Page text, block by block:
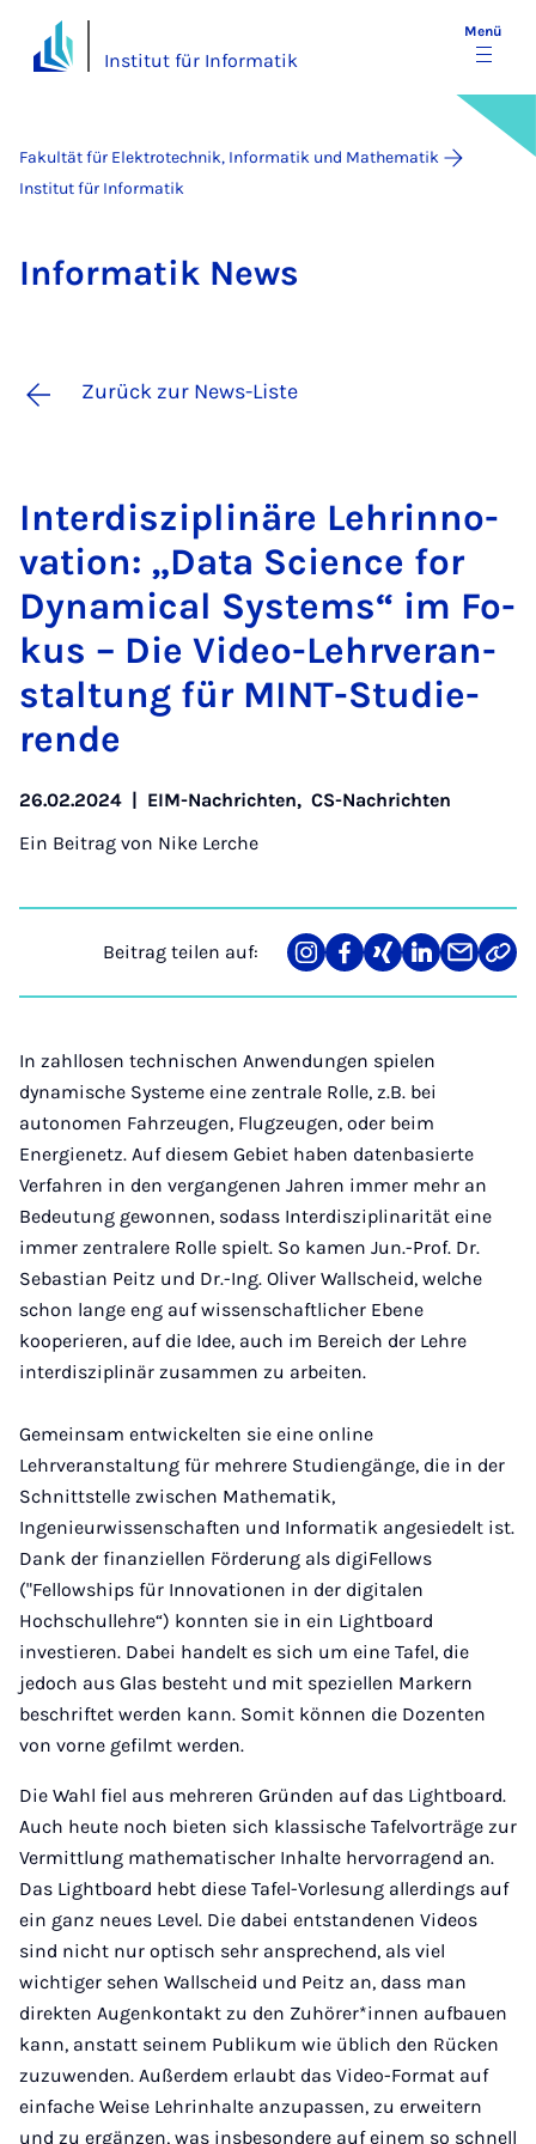
Institut für Informatik
Menü
Fakultät für Elektrotechnik, Informatik und Mathematik
Institut für Informatik
In­for­ma­tik News
Zurück zur News-Liste
In­ter­dis­zi­pli­näre Leh­rin­no­
va­ti­on: „Da­ta Sci­ence for
Dy­na­mi­cal Sys­tems“ im Fo­
kus – Die Vi­deo-Lehr­ver­an­
stal­tung für MINT-Stu­die­
ren­de
26.02.2024 | EIM-Nachrichten, CS-Nachrichten
Ein Beitrag von Nike Lerche
Beitrag teilen auf:
Teilen
auf
Teilen
auf
Teilen
auf
Teilen
auf
Teilen
über
Link
In zahllosen technischen Anwendungen spielen
dynamische Systeme eine zentrale Rolle, z.B. bei
autonomen Fahrzeugen, Flugzeugen, oder beim
Energienetz. Auf diesem Gebiet haben datenbasierte
Verfahren in den vergangenen Jahren immer mehr an
Bedeutung gewonnen, sodass Interdisziplinarität eine
immer zentralere Rolle spielt. So kamen Jun.-Prof. Dr.
Sebastian Peitz und Dr.-Ing. Oliver Wallscheid, welche
schon lange eng auf wissenschaftlicher Ebene
kooperieren, auf die Idee, auch im Bereich der Lehre
interdisziplinär zusammen zu arbeiten.
Gemeinsam entwickelten sie eine online
Lehrveranstaltung für mehrere Studiengänge, die in der
Schnittstelle zwischen Mathematik,
Ingenieurwissenschaften und Informatik angesiedelt ist.
Dank der finanziellen Förderung als digiFellows
("Fellowships für Innovationen in der digitalen
Hochschullehre“) konnten sie in ein Lightboard
investieren. Dabei handelt es sich um eine Tafel, die
jedoch aus Glas besteht und mit speziellen Markern
beschriftet werden kann. Somit können die Dozenten
von vorne gefilmt werden.
Die Wahl fiel aus mehreren Gründen auf das Lightboard.
Auch heute noch bieten sich klassische Tafelvorträge zur
Vermittlung mathematischer Inhalte hervorragend an.
Das Lightboard hebt diese Tafel-Vorlesung allerdings auf
ein ganz neues Level. Die dabei entstandenen Videos
sind nicht nur optisch sehr ansprechend, als viel
wichtiger sehen Wallscheid und Peitz an, dass man
direkten Augenkontakt zu den Zuhörer*innen aufbauen
kann, anstatt seinem Publikum wie üblich den Rücken
zuzuwenden. Außerdem erlaubt das Video-Format auf
einfache Weise Lehrinhalte anzupassen, zu erweitern
und zu ergänzen, was insbesondere auf einem so schnell